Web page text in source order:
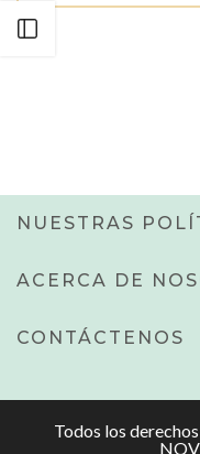
NUESTRAS
ACERCA DE
CONTÁCTENOS
Todos los